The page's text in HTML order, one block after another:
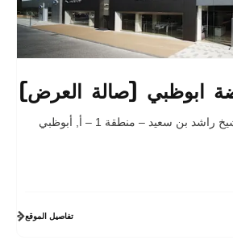
ابوظبي (صالة العرض)
راشد بن سعيد – منطقة 1 – أ أبوظبي
تفاصيل الموقع